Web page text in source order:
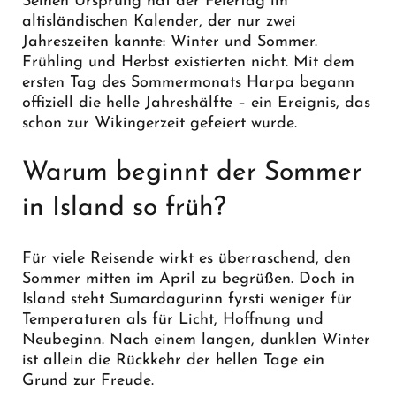
altisländischen Kalender, der nur zwei
Jahreszeiten kannte: Winter und Sommer.
Frühling und Herbst existierten nicht. Mit dem
ersten Tag des Sommermonats Harpa begann
offiziell die helle Jahreshälfte – ein Ereignis, das
schon zur Wikingerzeit gefeiert wurde.
Warum beginnt der Sommer
in Island so früh?
Für viele Reisende wirkt es überraschend, den
Sommer mitten im April zu begrüßen. Doch in
Island steht Sumardagurinn fyrsti weniger für
Temperaturen als für Licht, Hoffnung und
Neubeginn. Nach einem langen, dunklen Winter
ist allein die Rückkehr der hellen Tage ein
Grund zur Freude.